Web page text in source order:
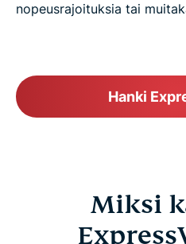
nopeusrajoituksia tai
Hanki
Miksi